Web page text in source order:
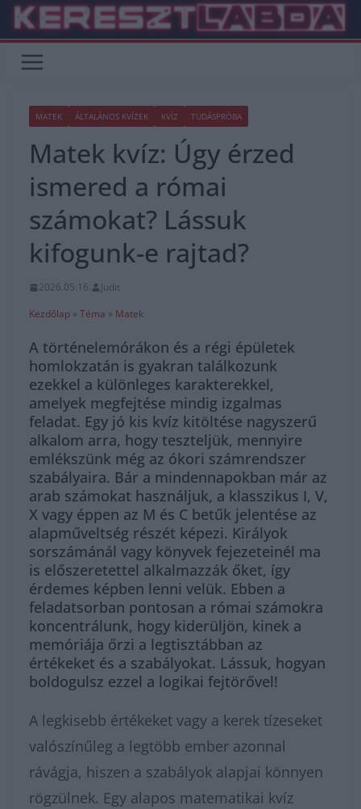
Skip
content
MATEK ÁLTALÁNOS KVÍZEK KVÍZ TUDÁSPRÓBA
Matek kvíz: Úgy érzed
ismered a római
számokat? Lássuk
kifogunk-e rajtad?
2026.05.16.
Judit
Kezdőlap » Téma » Matek
A történelemórákon és a régi épületek
homlokzatán is gyakran találkozunk
ezekkel a különleges karakterekkel,
amelyek megfejtése mindig izgalmas
feladat. Egy jó kis kvíz kitöltése nagyszerű
alkalom arra, hogy teszteljük, mennyire
emlékszünk még az ókori számrendszer
szabályaira. Bár a mindennapokban már az
arab számokat használjuk, a klasszikus I, V,
X vagy éppen az M és C betűk jelentése az
alapműveltség részét képezi. Királyok
sorszámánál vagy könyvek fejezeteinél ma
is előszeretettel alkalmazzák őket, így
érdemes képben lenni velük. Ebben a
feladatsorban pontosan a római számokra
koncentrálunk, hogy kiderüljön, kinek a
memóriája őrzi a legtisztábban az
értékeket és a szabályokat. Lássuk, hogyan
boldogulsz ezzel a logikai fejtörővel!
A legkisebb értékeket vagy a kerek tízeseket
valószínűleg a legtöbb ember azonnal
rávágja, hiszen a szabályok alapjai könnyen
rögzülnek. Egy alapos matematikai kvíz